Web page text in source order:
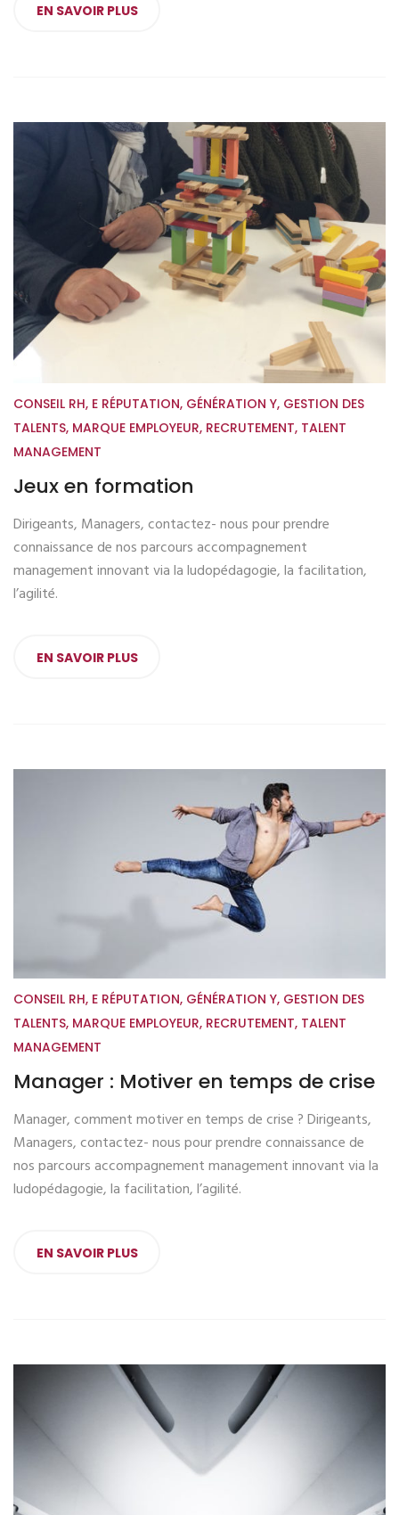
EN SAVOIR PLUS
CONSEIL RH, E RÉPUTATION, GÉNÉRATION Y, GESTION DES
TALENTS, MARQUE EMPLOYEUR, RECRUTEMENT, TALENT
MANAGEMENT
Jeux en formation
Dirigeants, Managers, contactez- nous pour prendre
connaissance de nos parcours accompagnement
management innovant via la ludopédagogie, la facilitation,
l’agilité.
EN SAVOIR PLUS
CONSEIL RH, E RÉPUTATION, GÉNÉRATION Y, GESTION DES
TALENTS, MARQUE EMPLOYEUR, RECRUTEMENT, TALENT
MANAGEMENT
Manager : Motiver en temps de crise
Manager, comment motiver en temps de crise ? Dirigeants,
Managers, contactez- nous pour prendre connaissance de
nos parcours accompagnement management innovant via la
ludopédagogie, la facilitation, l’agilité.
EN SAVOIR PLUS